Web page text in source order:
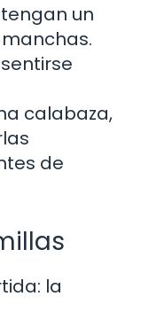
un
calabaza,
de
la